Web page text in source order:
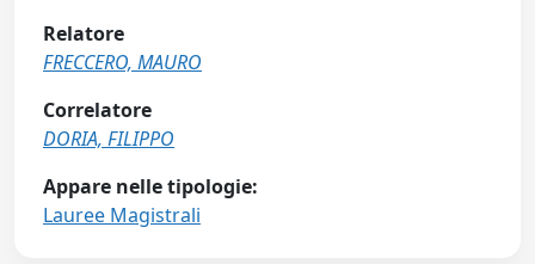
Relatore
FRECCERO, MAURO
Correlatore
DORIA, FILIPPO
Appare nelle tipologie:
Lauree Magistrali